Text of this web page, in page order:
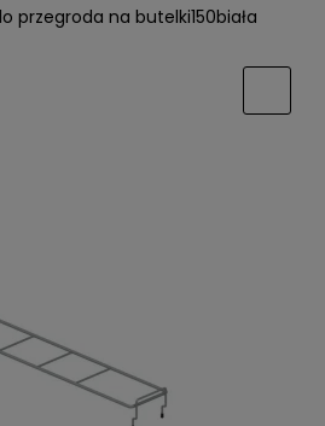
przegroda na butelki150biała